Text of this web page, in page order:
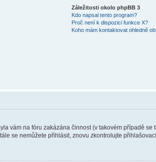
Záležitosti okolo phpBB 3
Kdo napsal tento program?
Proč není k dispozici funkce X?
Koho mám kontaktovat ohledně
vám na fóru zakázána činnost (v takovém případě
se nemůžete přihlásit, znovu zkontrolujte